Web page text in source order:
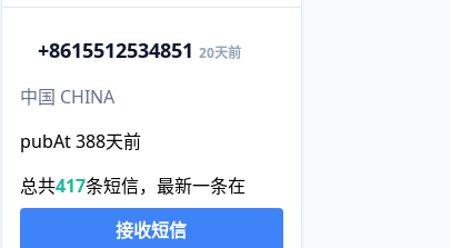
+8615512534851 20天前
中国 CHINA
pubAt 388天前
总共417条短信，最新一条在
接收短信